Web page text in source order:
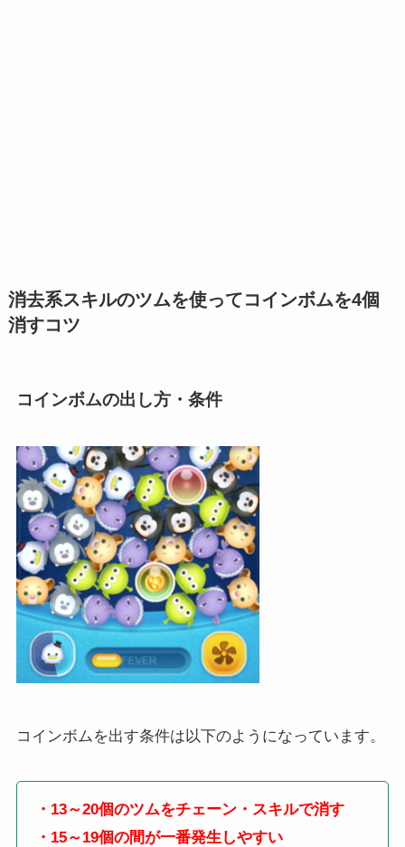
消去系スキルのツムを使ってコインボムを4個
消すコツ
コインボムの出し方・条件
コインボムを出す条件は以下のようになっています。
・13～20個のツムをチェーン・スキルで消す
・15～19個の間が一番発生しやすい